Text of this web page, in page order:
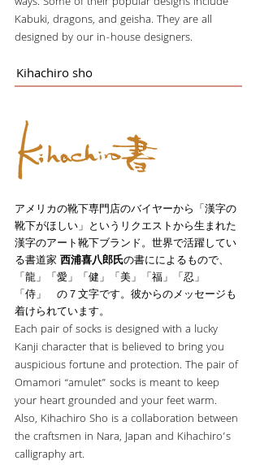
Kabuki, dragons, and geisha. They are all
designed by our in-house designers.
Kihachiro sho
アメリカの靴下専門店のバイヤーから「漢字の
靴下がほしい」というリクエストから生まれた
漢字のアート靴下ブランド。世界で活躍してい
る書道家 西浦喜八郎氏の書にによるもので、
「龍」「愛」「健」「美」「福」「忍」
「侍」 の７文字です。彼からのメッセージも
着けられています。
Each pair of socks is designed with a lucky
Kanji character that is believed to bring you
auspicious fortune and protection. The pair of
Omamori “amulet” socks is meant to keep
your heart grounded and your feet warm.
Also, Kihachiro Sho is a collaboration between
the craftsmen in Nara, Japan and Kihachiro’s
calligraphy art.